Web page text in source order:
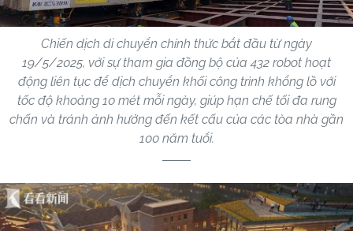
Chiến dịch di chuyển chính thức bắt đầu từ ngày
19/5/2025, với sự tham gia đồng bộ của 432 robot hoạt
động liên tục để dịch chuyển khối công trình khổng lồ với
tốc độ khoảng 10 mét mỗi ngày, giúp hạn chế tối đa rung
chấn và tránh ảnh hưởng đến kết cấu của các tòa nhà gần
100 năm tuổi.